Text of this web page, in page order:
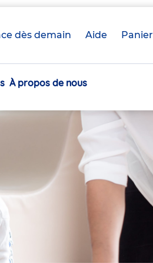
dès demain Aide Panier
À propos de nous